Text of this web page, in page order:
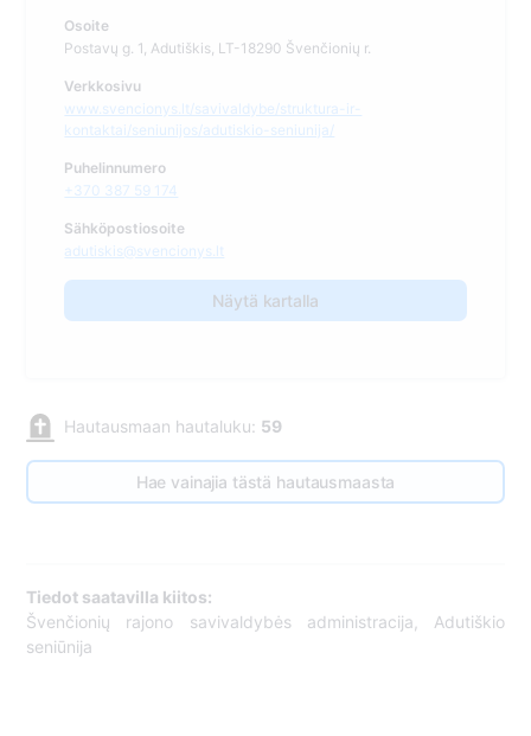
Osoite
Postavų g. 1, Adutiškis, LT-18290 Švenčionių r.
Verkkosivu
www.svencionys.lt/savivaldybe/struktura-ir-
kontaktai/seniunijos/adutiskio-seniunija/
Puhelinnumero
+370 387 59 174
Sähköpostiosoite
adutiskis@svencionys.lt
Näytä kartalla
Hautausmaan hautaluku: 59
Hae vainajia tästä hautausmaasta
Tiedot saatavilla kiitos:
Švenčionių rajono savivaldybės administracija, Adutiškio
seniūnija